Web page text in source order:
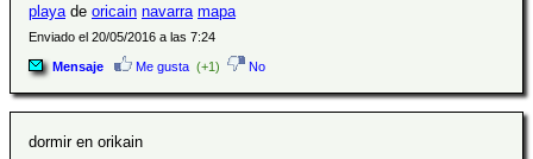
playade oricain navarra mapa
Enviado el 20/05/2016 a las 7:24
Mensaje Me gusta (+1) No
dormir en orikain